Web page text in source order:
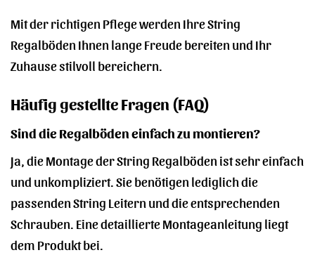
Mit der richtigen Pflege werden Ihre String
Regalböden Ihnen lange Freude bereiten und Ihr
Zuhause stilvoll bereichern.
Häufig gestellte Fragen (FAQ)
Sind die Regalböden einfach zu montieren?
Ja, die Montage der String Regalböden ist sehr einfach
und unkompliziert. Sie benötigen lediglich die
passenden String Leitern und die entsprechenden
Schrauben. Eine detaillierte Montageanleitung liegt
dem Produkt bei.